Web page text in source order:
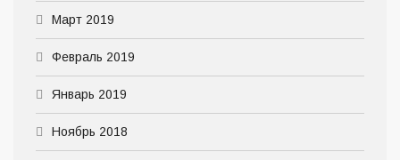
Март 2019
Февраль 2019
Январь 2019
Ноябрь 2018